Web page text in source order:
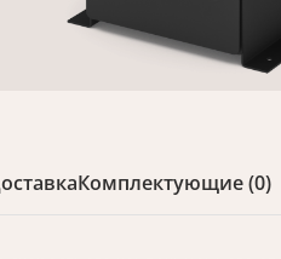
Комплектующие (0)